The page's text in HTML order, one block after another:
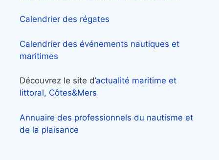
Calendrier des régates
Calendrier des événements nautiques et
maritimes
Découvrez le site d’actualité maritime et
littoral, Côtes&Mers
Annuaire des professionnels du nautisme et
de la plaisance